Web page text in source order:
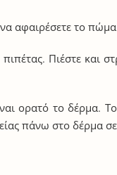
αφαιρέσετε το
Πιέστε και
ορατό το δέρμα.
πάνω στο δέρμα